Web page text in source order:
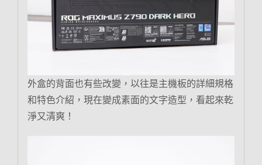
外盒的背面也有些改變，以往是主機板的詳細規格
和特色介紹，現在變成素面的文字造型，看起來乾
淨又清爽！